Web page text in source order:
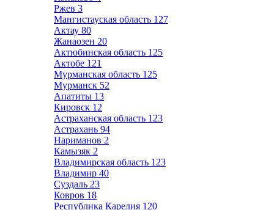
Ржев 3
Мангистауская область 127
Актау 80
Жанаозен 20
Актюбинская область 125
Актобе 121
Мурманская область 125
Мурманск 52
Апатиты 13
Кировск 12
Астраханская область 123
Астрахань 94
Нариманов 2
Камызяк 2
Владимирская область 123
Владимир 40
Суздаль 23
Ковров 18
Республика Карелия 120